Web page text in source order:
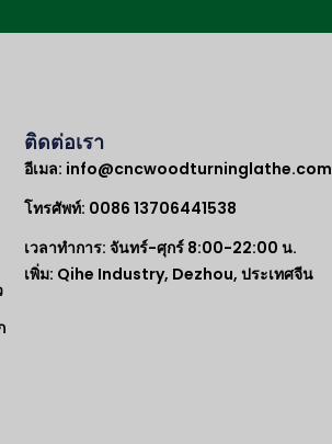
ติดต่อเรา
อีเมล: info@cncwoodturninglathe.com
โทรศัพท์: 0086 13706441538
เวลาทำการ: จันทร์-ศุกร์ 8:00-22:00 น.
เพิ่ม: Qihe Industry, Dezhou, ประเทศจีน